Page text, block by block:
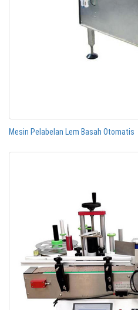
Mesin Pelabelan Lem Basah Otomatis